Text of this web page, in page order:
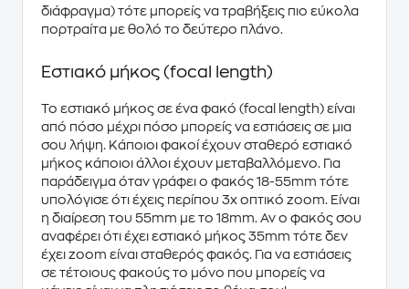
διάφραγμα) τότε μπορείς να τραβήξεις πιο εύκολα
πορτραίτα με θολό το δεύτερο πλάνο.
Εστιακό μήκος (focal length)
Το εστιακό μήκος σε ένα φακό (focal length) είναι
από πόσο μέχρι πόσο μπορείς να εστιάσεις σε μια
σου λήψη. Κάποιοι φακοί έχουν σταθερό εστιακό
μήκος κάποιοι άλλοι έχουν μεταβαλλόμενο. Για
παράδειγμα όταν γράφει ο φακός 18-55mm τότε
υπολόγισε ότι έχεις περίπου 3x οπτικό zoom. Είναι
η διαίρεση του 55mm με το 18mm. Αν ο φακός σου
αναφέρει ότι έχει εστιακό μήκος 35mm τότε δεν
έχει zoom είναι σταθερός φακός. Για να εστιάσεις
σε τέτοιους φακούς το μόνο που μπορείς να